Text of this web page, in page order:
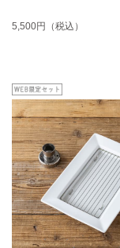
5,500円（税込）